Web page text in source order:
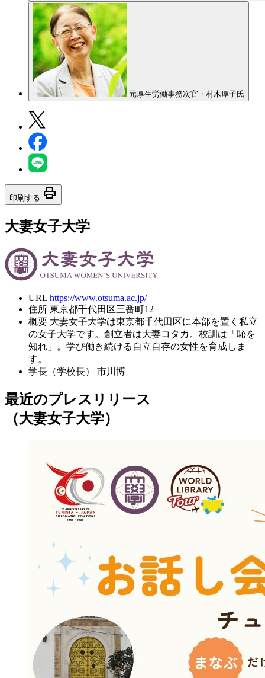
元厚生労働事務次官・村木厚子氏
印刷する print
大妻女子大学
URL https://www.otsuma.ac.jp/
住所 東京都千代田区三番町12
概要 大妻女子大学は東京都千代田区に本部を置く私立
の女子大学です。創立者は大妻コタカ。校訓は「恥を
知れ」。学び働き続ける自立自存の女性を育成しま
す。
学長（学校長）
市川博
最近のプレスリリース
（大妻女子大学）